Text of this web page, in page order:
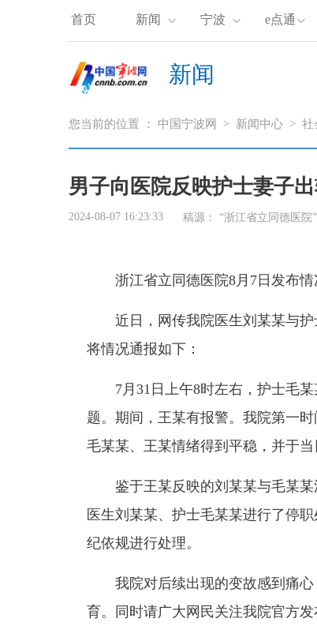
首页 新闻 宁波 e点通
新闻
您当前的位置 ： 中国宁波网 > 新闻中心 > 社
男子向医院反映护士妻子
2024-08-07 16:23:33 稿源： “浙江省立同德医院
浙江省立同德医院8月7日发布情
近日，网传我院医生刘某某与护
将情况通报如下：
7月31日上午8时左右，护士毛某
题。期间，王某有报警。我院第一
毛某某、王某情绪得到平稳，并于当
鉴于王某反映的刘某某与毛某
医生刘某某、护士毛某某进行了停职
纪依规进行处理。
我院对后续出现的变故感到痛
育。
同时请广大网民关注我院官方